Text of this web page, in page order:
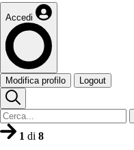
Accedi
Modifica profilo Logout
1 di 8